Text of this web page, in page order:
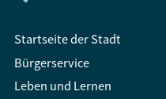
Startseite der Stadt
Bürgerservice
Leben und Lernen